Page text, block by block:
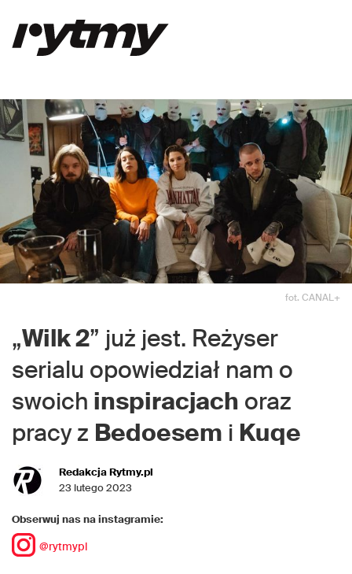
fot. CANAL+
„Wilk 2” już jest. Reżyser
serialu opowiedział nam o
swoich inspiracjach oraz
pracy z Bedoesem i Kuqe
Redakcja Rytmy.pl
23 lutego 2023
Obserwuj nas na instagramie:
@rytmypl